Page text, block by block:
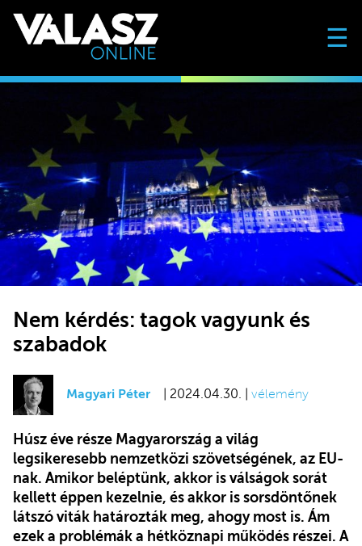
☰
Nem kérdés: tagok vagyunk és
szabadok
Magyari Péter | 2024.04.30. | vélemény
Húsz éve része Magyarország a világ
legsikeresebb nemzetközi szövetségének, az EU-
nak. Amikor beléptünk, akkor is válságok sorát
kellett éppen kezelnie, és akkor is sorsdöntőnek
látszó viták határozták meg, ahogy most is. Ám
ezek a problémák a hétköznapi működés részei. A